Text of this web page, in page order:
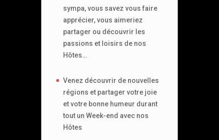
sympa, vous savez vous faire
apprécier, vous aimeriez
partager ou découvrir les
passions et loisirs de nos
Hôtes…
Venez découvrir de nouvelles
régions et partager votre joie
et votre bonne humeur durant
tout un Week-end avec nos
Hôtes